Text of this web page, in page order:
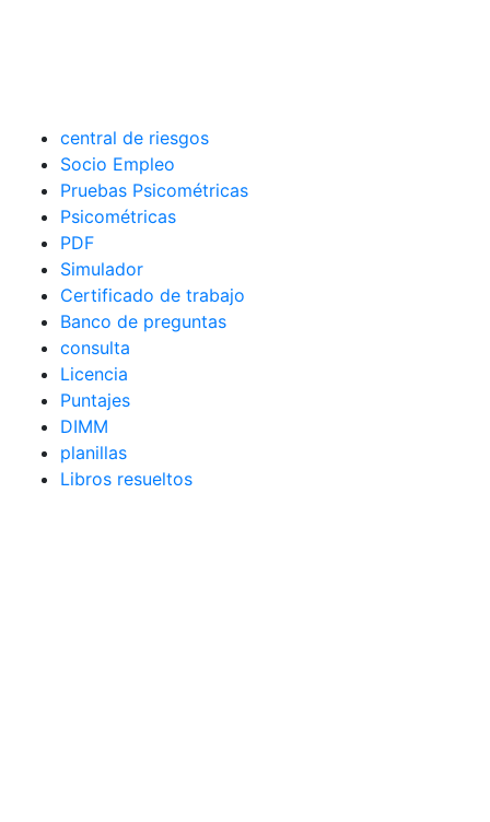
central de riesgos
Socio Empleo
Pruebas Psicométricas
Psicométricas
PDF
Simulador
Certificado de trabajo
Banco de preguntas
consulta
Licencia
Puntajes
DIMM
planillas
Libros resueltos